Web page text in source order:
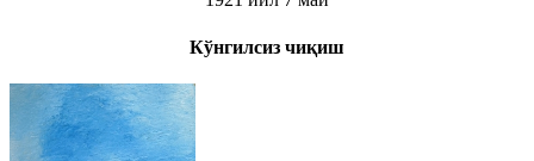
Кўнгилсиз чиқиш